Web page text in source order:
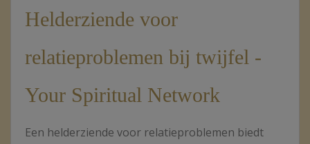
Helderziende voor
relatieproblemen bij twijfel -
Your Spiritual Network
Een helderziende voor relatieproblemen biedt